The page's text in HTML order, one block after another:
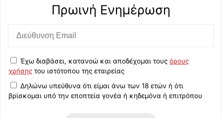
Πρωινή Eνημέρωση
Έχω διαβάσει, κατανοώ και αποδέχομαι τους όρους
χρήσης του ιστότοπου της εταιρείας
Δηλώνω υπεύθυνα ότι είμαι άνω των 18 ετών ή ότι
βρίσκομαι υπό την εποπτεία γονέα ή κηδεμόνα ή επιτρόπου